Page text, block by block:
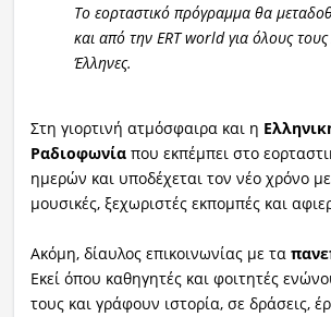
Το εορταστικό πρόγραμμα θα
και από την ERT world για όλους
Έλληνες.
Στη γιορτινή ατμόσφαιρα και η
Ραδιοφωνίαπου εκπέμπει στο
ημερών και υποδέχεται τον νέο χρόνο
μουσικές, ξεχωριστές εκπομπές και
Ακόμη, δίαυλος επικοινωνίας με τα
Εκεί όπου καθηγητές και φοιτητές
τους και γράφουν ιστορία, σε δράσεις,